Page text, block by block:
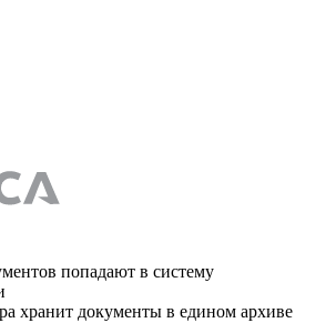
попадают в систему
хранит документы в едином архиве